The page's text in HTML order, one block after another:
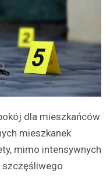
dla mieszkańców
mieszkanek
mimo intensywnych
szczęśliwego